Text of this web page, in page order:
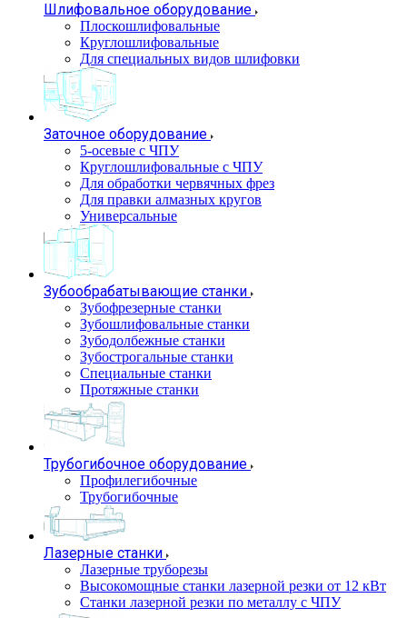
Шлифовальное оборудование
Плоскошлифовальные
Круглошлифовальные
Для специальных видов шлифовки
Заточное оборудование
5-осевые с ЧПУ
Круглошлифовальные с ЧПУ
Для обработки червячных фрез
Для правки алмазных кругов
Универсальные
Зубообрабатывающие станки
Зубофрезерные станки
Зубошлифовальные станки
Зубодолбежные станки
Зубострогальные станки
Специальные станки
Протяжные станки
Трубогибочное оборудование
Профилегибочные
Трубогибочные
Лазерные станки
Лазерные труборезы
Высокомощные станки лазерной резки от 12 кВт
Станки лазерной резки по металлу с ЧПУ